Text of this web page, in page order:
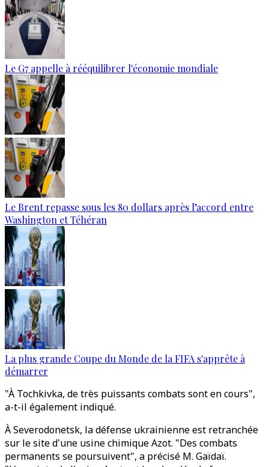
Le G7 appelle à rééquilibrer l'économie mondiale
Le Brent repasse sous les 80 dollars après l’accord entre
Washington et Téhéran
La plus grande Coupe du Monde de la FIFA s'apprête à
démarrer
"À Tochkivka, de très puissants combats sont en cours",
a-t-il également indiqué.
À Severodonetsk, la défense ukrainienne est retranchée
sur le site d'une usine chimique Azot. "Des combats
permanents se poursuivent", a précisé M. Gaïdaï.